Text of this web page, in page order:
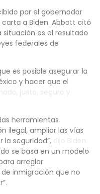
por el gobernador
a Biden. Abbott citó
situación es el resultado
federales de
es posible asegurar la
y hacer que el
herramientas
ilegal, ampliar las vías
seguridad”,
se basa en un modelo
arreglar
inmigración que no